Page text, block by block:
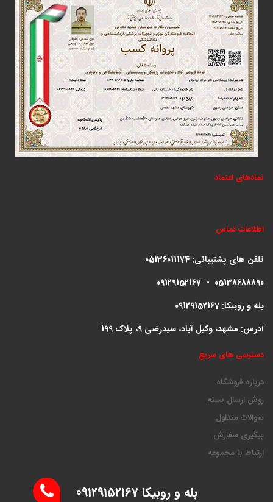
نمادهای اعتماد
اطلاعات تماس
تلفن های پشتیبانی: 05136011174
09129152167 - 05138688890
بله و روبیکا: 09129152167
آدرس: مشهد، وکیل آباد، سیدرضی 9، پلاک 199
دسترسی های سریع
درباره فروشگاه
روش ارسال بسته
سوالات متداول
پیگیری سفارش
ارتباط با مجموعه
بله و روبیکا 09129152167